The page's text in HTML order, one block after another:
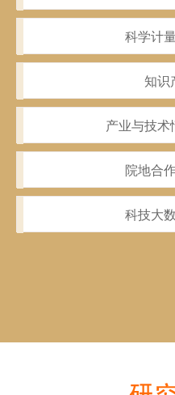
科学计
知识
产业与技术
院地合
科技大